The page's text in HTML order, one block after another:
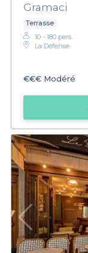
Gramaci
Terrasse
10 - 180 pers.
La Défense
€€€ Modéré